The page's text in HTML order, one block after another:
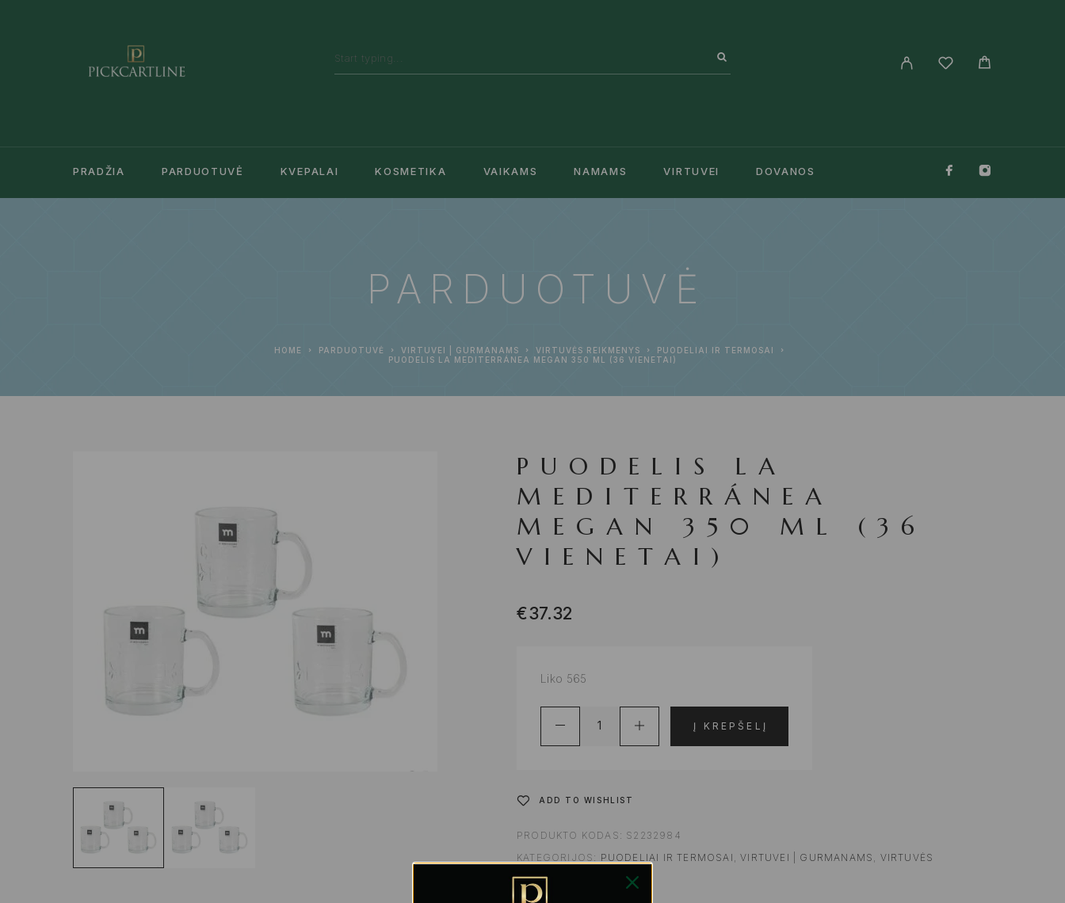
PRADŽIA PARDUOTUVĖ KVEPALAI KOSMETIKA VAIKAMS NAMAMS VIRTUVEI DOVANOS
PARDUOTUVĖ
HOME PARDUOTUVĖ VIRTUVEI | GURMANAMS VIRTUVĖS REIKMENYS
PUODELIAI IR TERMOSAI
PUODELIS LA MEDITERRÁNEA MEGAN 350 ML (36 VIENETAI)
PUODELIS LA
MEDITERRÁNEA
MEGAN 350 ML (36
VIENETAI)
€37.32
Liko 565
Į KREPŠELĮ
ADD TO WISHLIST
PRODUKTO KODAS: S2232984
KATEGORIJOS: PUODELIAI IR TERMOSAI ,VIRTUVEI | GURMANAMS
VIRTUVĖS